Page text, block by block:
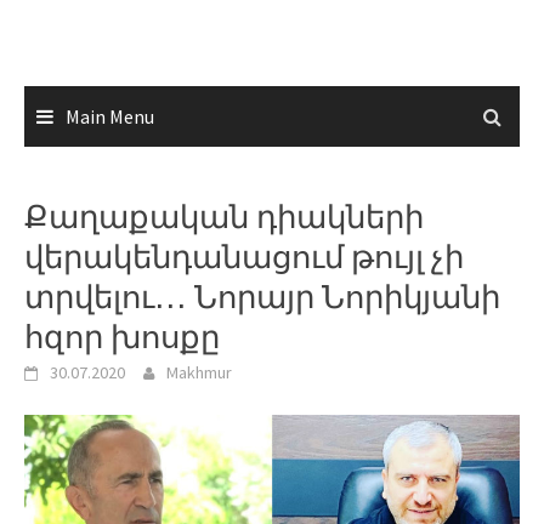
Main Menu
Քաղաքական դիակների
վերակենդանացում թույլ չի
տրվելու․․․ Նորայր Նորիկյանի
հզոր խոսքը
30.07.2020 Makhmur